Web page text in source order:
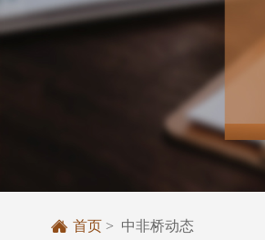
 首页 > 中非桥动态